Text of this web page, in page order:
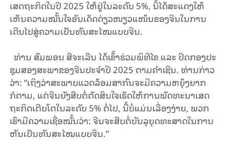
ເສດຖະກິດໃນປີ 2025 ໃຫ້ຢູ່ໃນລະດັບ 5%, ນີ້ໄດ້ສະແດງໃຫ້
ເຫັນຄວາມໝັ້ນໃຈອັນເດັດດ່ຽວໜຽວແໜ້ນຂອງຈີນໃນການ
ເດີນໄປສູ່ຄວາມເປັນທັນສະໄໝແບບຈີນ.
ທ່ານ ສົມພອນ ສີຈະເລີນ ໄດ້​ເຂົ້າ​ຮ່ວມ​ພິ​ທີ​ໄຂ​ ແລະ ​ປິດກອງ​ປະ​
ຊຸມ​ສອງ​ສະ​ພາ​ຂອງ​ຈີນ​ປະ​ຈຳ​ປີ 2025 ຕາມ​ຄຳ​ເຊີນ. ທ່ານ​ກ່າວ​
ວ່າ: “ເຖິງວ່າ​ສະ​ພາບ​ແວດ​ລ້ອມ​ສາ​ກົນຈະມີ​ຄວາມ​ຫຍຸ້ງ​ຍາກ
ກໍຕາມ, ແຕ່ຈີນ​ຍັງ​​ສືບ​ຕໍ່​ຕັດ​ສິນ​ໃຈ​ເຮັດ​ໃຫ້​ການ​ພັດ​ທະ​ນາເສດ​
ຖະ​ກິດເຕີບໂຕ​ໃນລະດັບ 5% ຕໍ່ໄປ, ນີ້​ບໍ່​ແມ່ນ​ເລື່ອງ​ງ່າຍ, ​ພວກ​
ເຮົາ​ມີ​ຄວາມ​ເຊື່ອ​ໝັ້ນວ່າ​: ຈີນຈະ​ສືບ​ຕໍ່​ບັນ​​ລຸຍຸດ​ທະ​ສາດ​ໃນ​ການ​
ຫັນ​ເປັນ​ທັນ​ສະ​ໄໝແບບຈີນ.”